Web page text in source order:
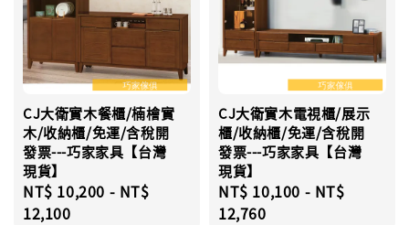
CJ大衛實木餐櫃/楠檜實
木/收納櫃/免運/含稅開
發票---巧家家具【台灣
現貨】
Regular
price
NT$ 10,200 - NT$
12,100
CJ大衛實木電視櫃/展示
櫃/收納櫃/免運/含稅開
發票---巧家家具【台灣
現貨】
Regular
price
NT$ 10,100 - NT$
12,760